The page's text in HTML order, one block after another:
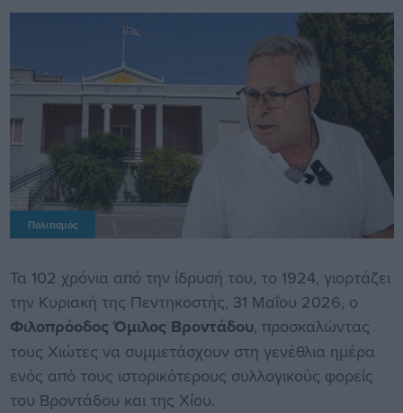
Πολιτισμός
Τα 102 χρόνια από την ίδρυσή του, το 1924, γιορτάζει
την Κυριακή της Πεντηκοστής, 31 Μαΐου 2026, ο
Φιλοπρόοδος Όμιλος Βροντάδου, προσκαλώντας
τους Χιώτες να συμμετάσχουν στη γενέθλια ημέρα
ενός από τους ιστορικότερους συλλογικούς φορείς
του Βροντάδου και της Χίου.